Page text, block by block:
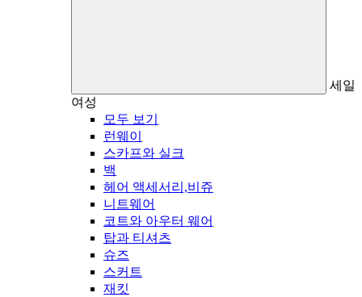
세일
여성
모두 보기
런웨이
스카프와 실크
백
헤어 액세서리,비쥬
니트웨어
코트와 아우터 웨어
탑과 티셔츠
슈즈
스커트
재킷